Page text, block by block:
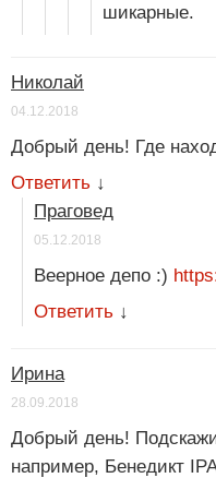
шикарные.
Николай
04.12.2018
Добрый день! Где
Ответить ↓
Праговед
05.12.2018
Веерное депо :)
Ответить ↓
Ирина
28.09.2018
Добрый день!
например, Бенедикт